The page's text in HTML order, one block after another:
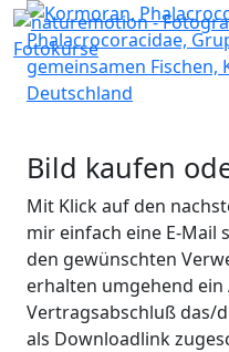
Bild kaufen
Mit Klick auf den
mir einfach eine E-Mail
den gewünschten
erhalten umgehend
Vertragsabschluß das/
als Downloadlink